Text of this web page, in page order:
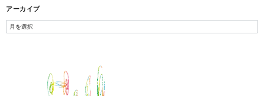
アーカイブ